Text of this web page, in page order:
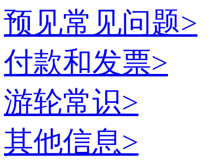
预见常见问题>
付款和发票>
游轮常识>
其他信息>